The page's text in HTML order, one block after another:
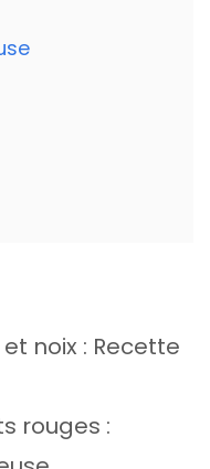
noix : Recette
rouges :